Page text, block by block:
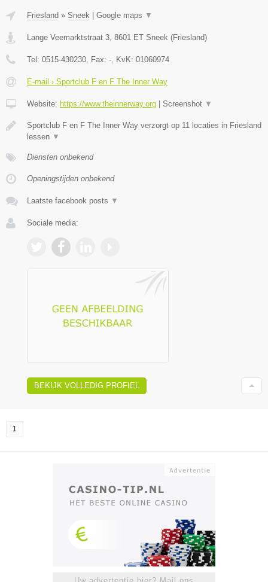
Friesland » Sneek | Google maps ▼
Lange Veemarktstraat 3 8601 ET Sneek (Friesland)
Tel: 0515-430230 , Fax: - , KvK: 01060974
E-mail › Sportclub F en F The Inner Way
Website: https://www.theinnerway.org | Screenshot ▼
Sportclub F en F The Inner Way verzorgt op 11 locaties in Friesland
lessen ▼
Diensten onbekend
Openingstijden onbekend
Laatste facebook posts ▼
Sociale media:
BEKIJK VOLLEDIG PROFIEL
1